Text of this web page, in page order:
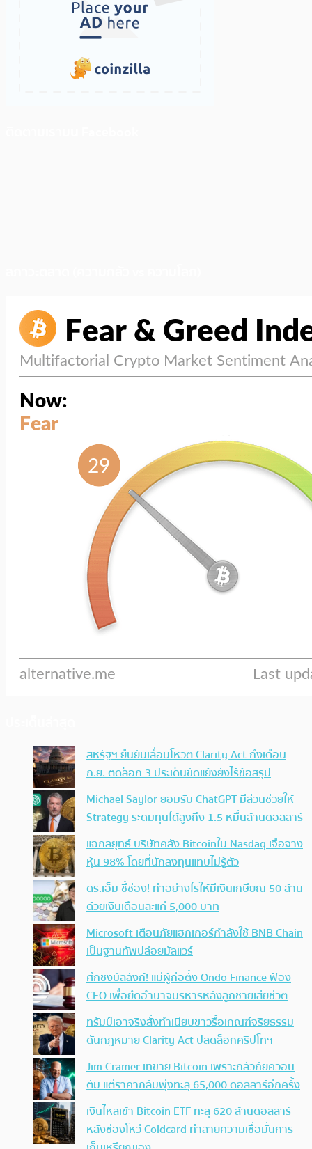
สหรัฐฯ ยืนยันเลื่อนโหวต Clarity Act ถึงเดือน
ก.ย. ติดล็อก 3 ประเด็นขัดแย้งยังไร้ข้อสรุป
Michael Saylor ยอมรับ ChatGPT มีส่วนช่วยให้
Strategy ระดมทุนได้สูงถึง 1.5 หมื่นล้านดอลลาร์
แฉกลยุทธ์ บริษัทคลัง Bitcoinใน Nasdaq เจือจาง
หุ้น 98% โดยที่นักลงทุนแทบไม่รู้ตัว
ดร.เอ็ม ชี้ช่อง! ทำอย่างไรให้มีเงินเกษียณ 50 ล้าน
ด้วยเงินเดือนละแค่ 5,000 บาท
Microsoft เตือนภัยแฮกเกอร์กำลังใช้ BNB Chain
เป็นฐานทัพปล่อยมัลแวร์
ศึกชิงบัลลังก์! แม่ผู้ก่อตั้ง Ondo Finance ฟ้อง
CEO เพื่อยึดอำนาจบริหารหลังลูกชายเสียชีวิต
ทรัมป์เอาจริง สั่งทำเนียบขาวรื้อเกณฑ์จริยธรรม
ดันกฎหมาย Clarity Act ปลดล็อกคริปโทฯ
Jim Cramer เทขาย Bitcoin เพราะกลัวภัยควอน
ตัม แต่ราคากลับพุ่งทะลุ 65,000 ดอลลาร์อีกครั้ง
เงินไหลเข้า Bitcoin ETF ทะลุ 620 ล้านดอลลาร์
หลังช่องโหว่ Coldcard ทำลายความเชื่อมั่นการ